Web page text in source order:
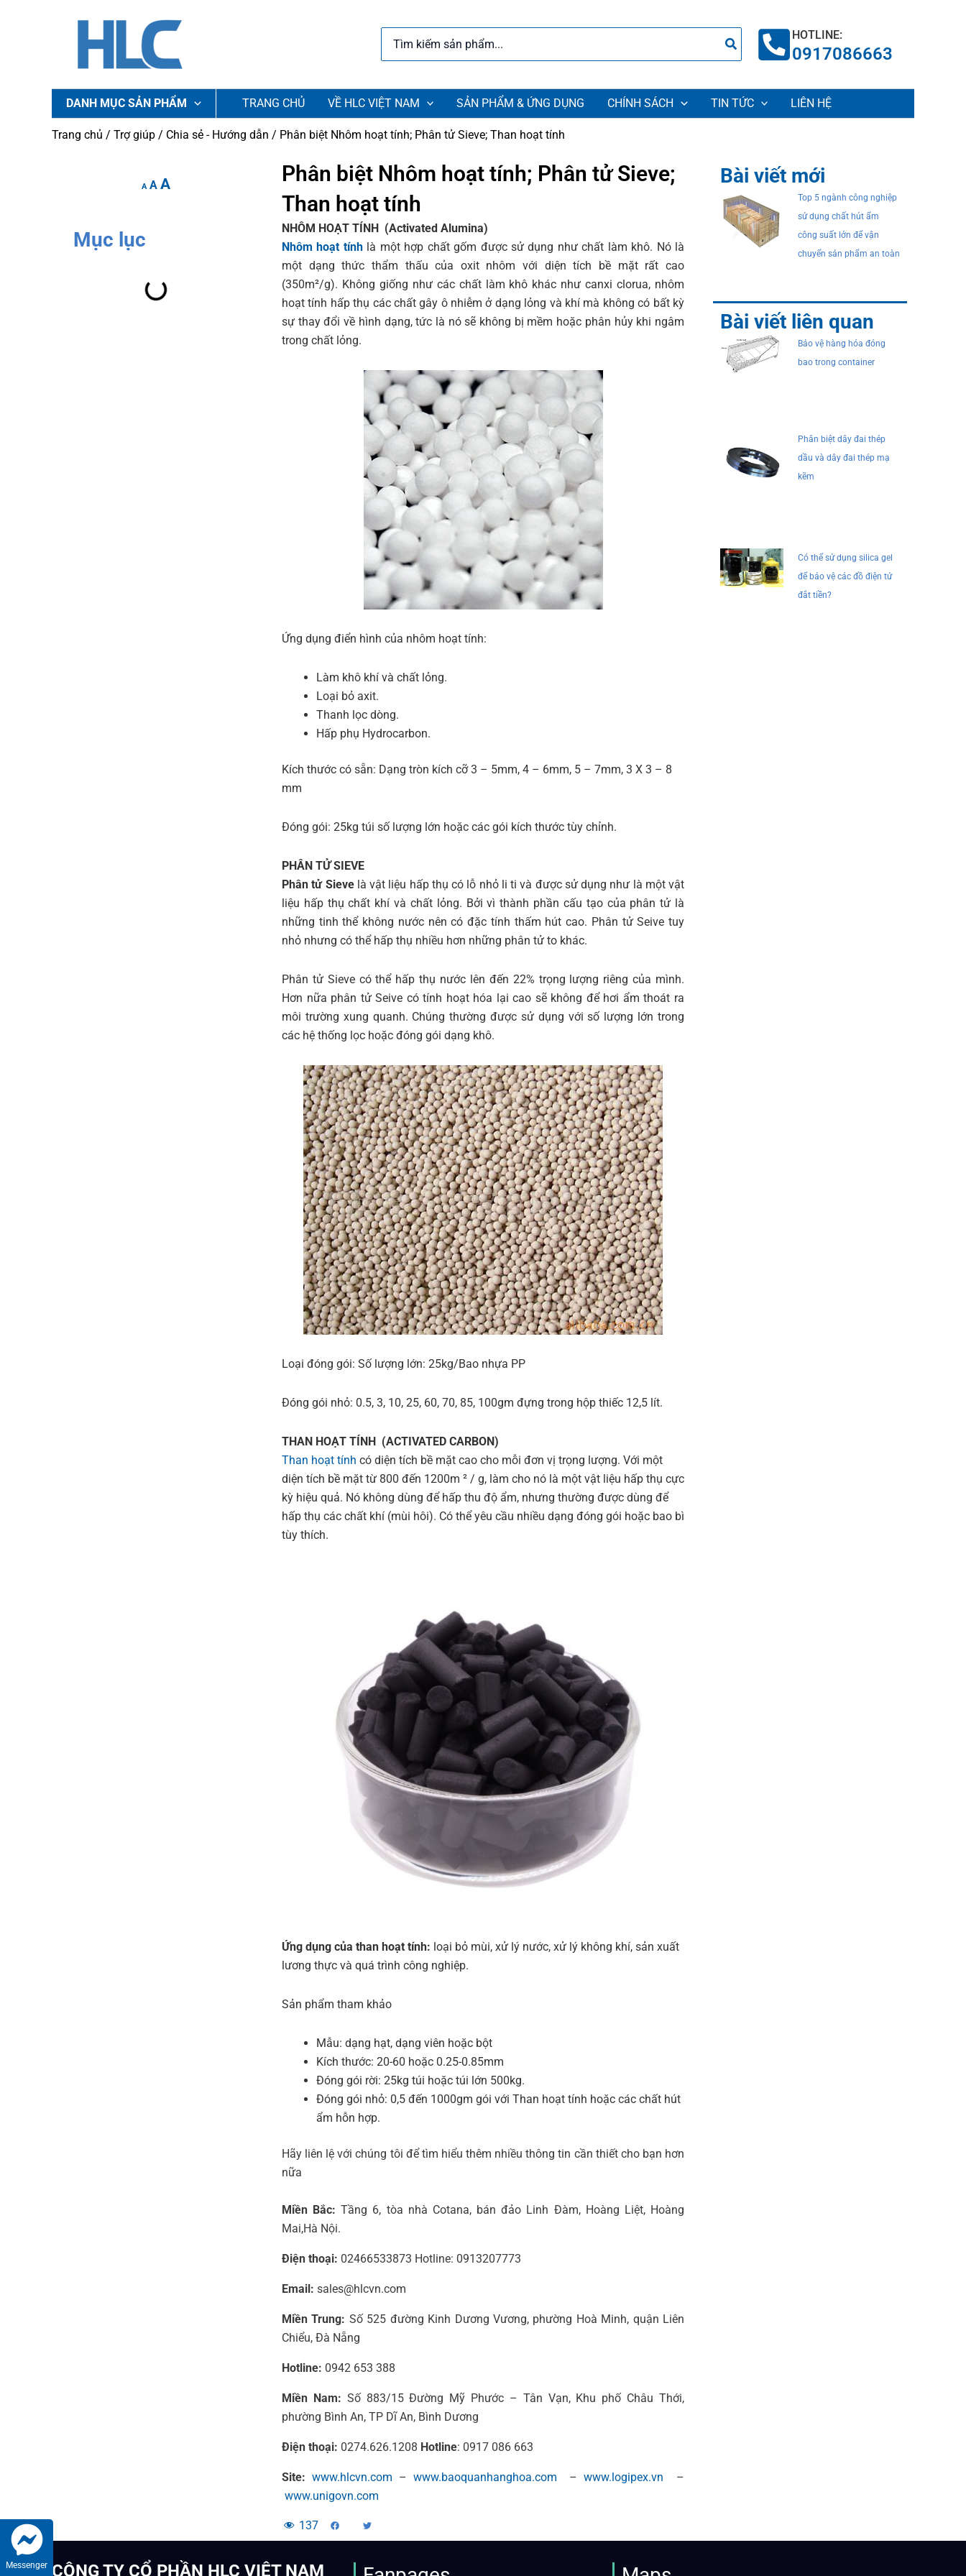
for:
HOTLINE:
0917086663
DANH MỤC SẢN PHẨM TRANG CHỦ VỀ HLC VIỆT NAM SẢN PHẨM & ỨNG DỤNG CHÍNH SÁCH TIN TỨC LIÊN HỆ
Trang chủ / Trợ giúp / Chia sẻ - Hướng dẫn / Phân biệt Nhôm hoạt tính; Phân tử Sieve; Than hoạt tính
Afont
Afont
Afont
Mục lục
Phân biệt Nhôm hoạt tính; Phân tử Sieve;
Than hoạt tính
NHÔM HOẠT TÍNH (Activated Alumina)
Nhôm hoạt tínhlà một hợp chất gốm được sử dụng như chất làm khô. Nó là
một dạng thức thẩm thấu của oxit nhôm với diện tích bề mặt rất cao
(350m²/g). Không giống như các chất làm khô khác như canxi clorua, nhôm
hoạt tính hấp thụ các chất gây ô nhiễm ở dạng lỏng và khí mà không có bất kỳ
sự thay đổi về hình dạng, tức là nó sẽ không bị mềm hoặc phân hủy khi ngâm
trong chất lỏng.
Ứng dụng điển hình của nhôm hoạt tính:
Làm khô khí và chất lỏng.
Loại bỏ axit.
Thanh lọc dòng.
Hấp phụ Hydrocarbon.
Kích thước có sẵn: Dạng tròn kích cỡ 3 – 5mm, 4 – 6mm, 5 – 7mm, 3 X 3 – 8
mm
Đóng gói: 25kg túi số lượng lớn hoặc các gói kích thước tùy chỉnh.
PHÂN TỬ SIEVE
Phân tử Sievelà vật liệu hấp thụ có lỗ nhỏ li ti và được sử dụng như là một vật
liệu hấp thụ chất khí và chất lỏng. Bởi vì thành phần cấu tạo của phân tử là
những tinh thể không nước nên có đặc tính thấm hút cao. Phân tử Seive tuy
nhỏ nhưng có thể hấp thụ nhiều hơn những phân tử to khác.
Phân tử Sieve có thể hấp thụ nước lên đến 22% trọng lượng riêng của mình.
Hơn nữa phân tử Seive có tính hoạt hóa lại cao sẽ không để hơi ẩm thoát ra
môi trường xung quanh. Chúng thường được sử dụng với số lượng lớn trong
các hệ thống lọc hoặc đóng gói dạng khô.
Loại đóng gói: Số lượng lớn: 25kg/Bao nhựa PP
Đóng gói nhỏ: 0.5, 3, 10, 25, 60, 70, 85, 100gm đựng trong hộp thiếc 12,5 lít.
THAN HOẠT TÍNH (ACTIVATED CARBON)
Than hoạt tính có diện tích bề mặt cao cho mỗi đơn vị trọng lượng. Với một
diện tích bề mặt từ 800 đến 1200m ² / g, làm cho nó là một vật liệu hấp thụ cực
kỳ hiệu quả. Nó không dùng để hấp thu độ ẩm, nhưng thường được dùng để
hấp thụ các chất khí (mùi hôi). Có thể yêu cầu nhiều dạng đóng gói hoặc bao bì
tùy thích.
Ứng dụng của than hoạt tính: loại bỏ mùi, xử lý nước, xử lý không khí, sản xuất
lương thực và quá trình công nghiệp.
Sản phẩm tham khảo
Mẫu: dạng hạt, dạng viên hoặc bột
Kích thước: 20-60 hoặc 0.25-0.85mm
Đóng gói rời: 25kg túi hoặc túi lớn 500kg.
Đóng gói nhỏ: 0,5 đến 1000gm gói với Than hoạt tính hoặc các chất hút
ẩm hỗn hợp.
Hãy liên lệ với chúng tôi để tìm hiểu thêm nhiều thông tin cần thiết cho bạn hơn
nữa
Miền Bắc: Tầng 6, tòa nhà Cotana, bán đảo Linh Đàm, Hoàng Liệt, Hoàng
Mai,Hà Nội.
Điện thoại: 02466533873 Hotline: 0913207773
Email: sales@hlcvn.com
Miền Trung: Số 525 đường Kinh Dương Vương, phường Hoà Minh, quận Liên
Chiểu, Đà Nẵng
Hotline: 0942 653 388
Miền Nam: Số 883/15 Đường Mỹ Phước – Tân Vạn, Khu phố Châu Thới,
phường Bình An, TP Dĩ An, Bình Dương
Điện thoại: 0274.626.1208 Hotline: 0917 086 663
Site: www.hlcvn.com – www.baoquanhanghoa.com –www.logipex.vn –
www.unigovn.com
137
Bài viết mới
Top 5 ngành công nghiệp
sử dụng chất hút ẩm
công suất lớn để vận
chuyển sản phẩm an toàn
Bài viết liên quan
Bảo vệ hàng hóa đóng
bao trong container
Phân biệt dây đai thép
dầu và dây đai thép mạ
kẽm
Có thể sử dụng silica gel
để bảo vệ các đồ điện tử
đắt tiền?
CÔNG TY CỔ PHẦN HLC VIỆT NAM
Messenger